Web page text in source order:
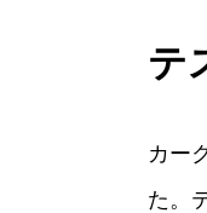
テ
カー
た。